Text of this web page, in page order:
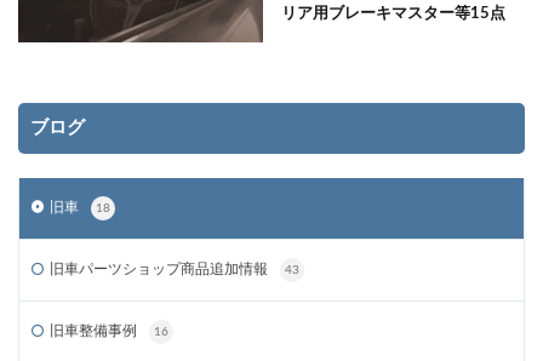
リア用ブレーキマスター等15点
ブログ
旧車 18
旧車パーツショップ商品追加情報 43
旧車整備事例 16